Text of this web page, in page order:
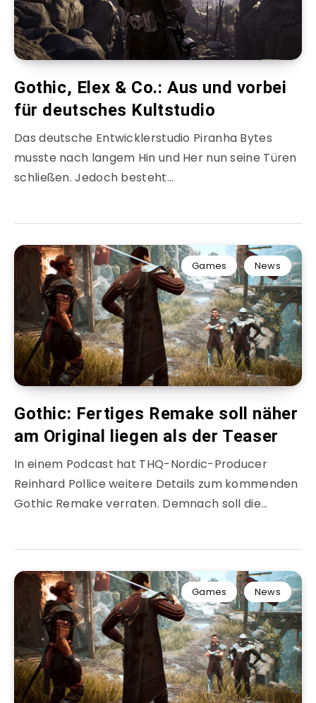
Gothic, Elex & Co.: Aus und vorbei
für deutsches Kultstudio
Das deutsche Entwicklerstudio Piranha Bytes
musste nach langem Hin und Her nun seine Türen
schließen. Jedoch besteht…
Games News
Gothic: Fertiges Remake soll näher
am Original liegen als der Teaser
In einem Podcast hat THQ-Nordic-Producer
Reinhard Pollice weitere Details zum kommenden
Gothic Remake verraten. Demnach soll die…
Games News